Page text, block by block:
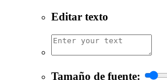
Editar texto
Tamaño de fuente: